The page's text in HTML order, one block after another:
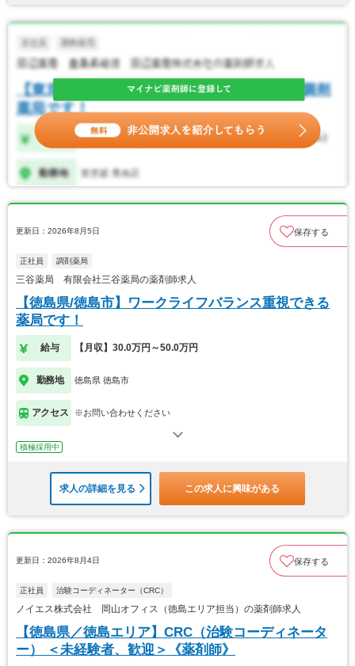
更新日：2026年8月5日 保存する
正社員 調剤薬局
三谷薬局 有限会社三谷薬局の薬剤師求人
【徳島県/徳島市】ワークライフバランス重視できる
薬局です！
給与 【月収】30.0万円～50.0万円
勤務地 徳島県 徳島市
アクセス ※お問い合わせください
積極採用中
求人の詳細を見る この求人に興味がある
更新日：2026年8月4日 保存する
正社員 治験コーディネーター（CRC）
ノイエス株式会社 岡山オフィス（徳島エリア担当）の薬剤師求人
【徳島県／徳島エリア】CRC（治験コーディネータ
ー） ＜未経験者、歓迎＞《薬剤師》